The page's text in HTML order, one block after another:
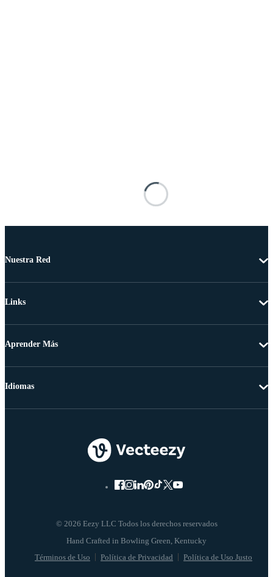
Nuestra Red
Links
Aprender Más
© 2026 Eezy LLC Todos los derechos reservados
Términos de Uso Política de Privacidad Política de Uso Justo
Idiomas